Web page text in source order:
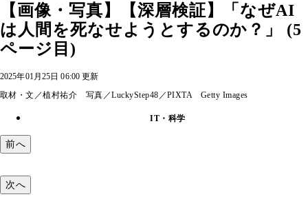
【画像・写真】【深層検証】「なぜAI
は人間を死なせようとするのか？」 (5
ページ目)
2025年01月25日 06:00 更新
取材・文／植村祐介 写真／LuckyStep48／PIXTA Getty Images
IT・科学
前へ
次へ